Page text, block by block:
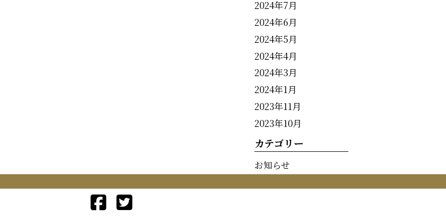
2024年7月
2024年6月
2024年5月
2024年4月
2024年3月
2024年1月
2023年11月
2023年10月
カテゴリー
お知らせ